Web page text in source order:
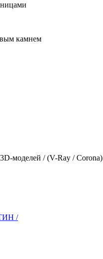
камнем
моделей / (V-Ray / Corona)